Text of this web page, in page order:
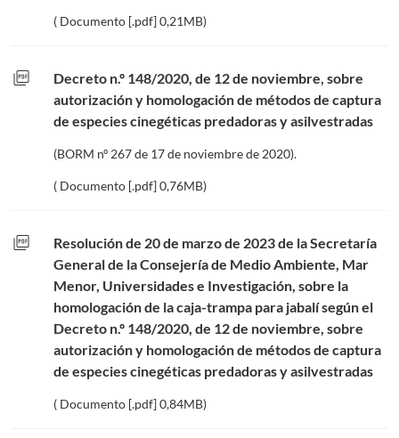
( Documento [.pdf] 0,21MB)
picture_as_pdf
Decreto n.º 148/2020, de 12 de noviembre, sobre
autorización y homologación de métodos de captura
de especies cinegéticas predadoras y asilvestradas
(BORM nº 267 de 17 de noviembre de 2020).
( Documento [.pdf] 0,76MB)
picture_as_pdf
Resolución de 20 de marzo de 2023 de la Secretaría
General de la Consejería de Medio Ambiente, Mar
Menor, Universidades e Investigación, sobre la
homologación de la caja-trampa para jabalí según el
Decreto n.º 148/2020, de 12 de noviembre, sobre
autorización y homologación de métodos de captura
de especies cinegéticas predadoras y asilvestradas
( Documento [.pdf] 0,84MB)